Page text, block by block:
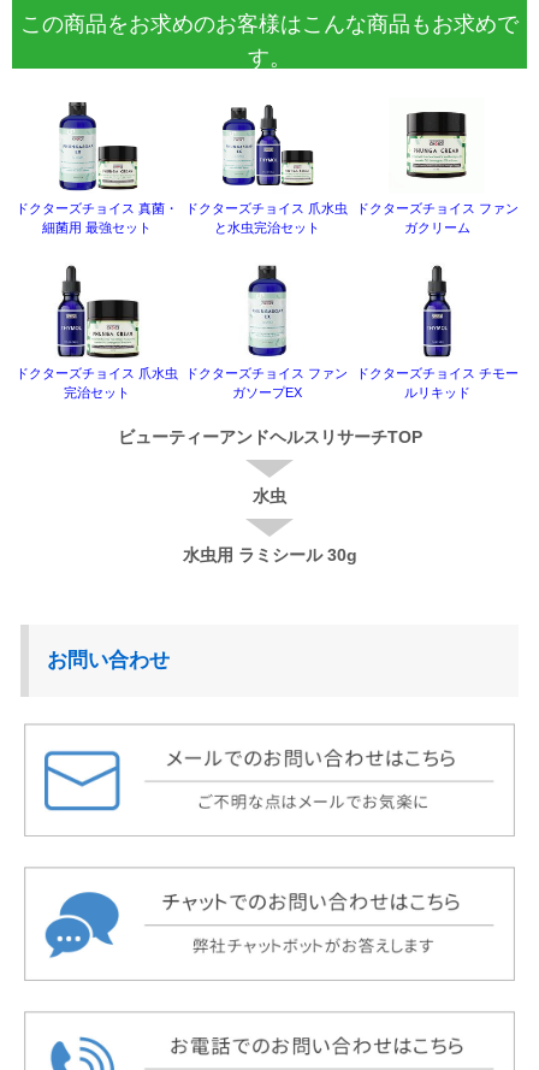
この商品をお求めのお客様はこんな商品もお求めで
す。
ドクターズチョイス 真菌・
細菌用 最強セット
ドクターズチョイス 爪水虫
と水虫完治セット
ドクターズチョイス ファン
ガクリーム
ドクターズチョイス 爪水虫
完治セット
ドクターズチョイス ファン
ガソープEX
ドクターズチョイス チモー
ルリキッド
ビューティーアンドヘルスリサーチTOP
水虫
水虫用 ラミシール 30g
お問い合わせ